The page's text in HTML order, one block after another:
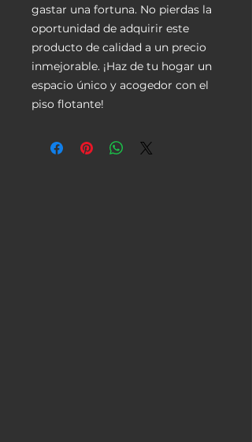
gastar una fortuna. No pierdas la
oportunidad de adquirir este
producto de calidad a un precio
inmejorable. ¡Haz de tu hogar un
espacio único y acogedor con el
piso flotante!